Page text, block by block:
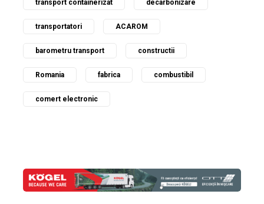
transport containerizat decarbonizare
transportatori ACAROM
barometru transport constructii
Romania fabrica combustibil
comert electronic